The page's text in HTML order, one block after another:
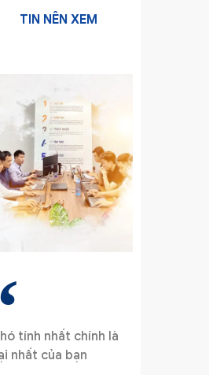
TIN NÊN XEM
tính nhất chính là
nhất của bạn